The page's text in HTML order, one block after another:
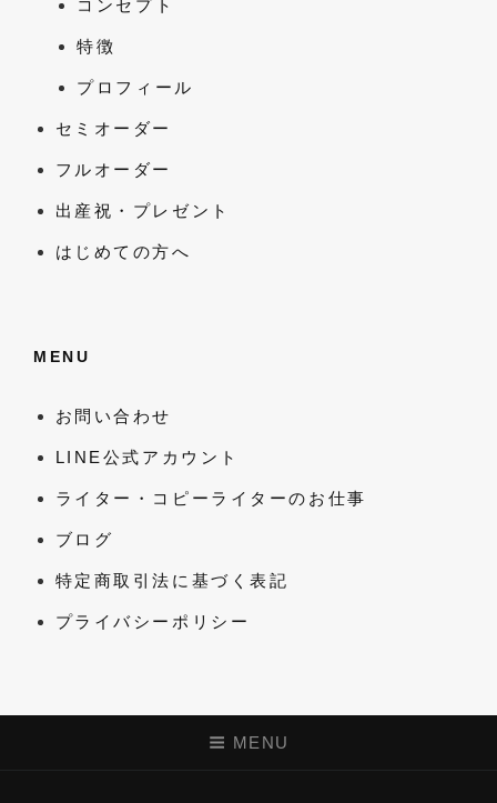
コンセプト
特徴
プロフィール
セミオーダー
フルオーダー
出産祝・プレゼント
はじめての方へ
MENU
お問い合わせ
LINE公式アカウント
ライター・コピーライターのお仕事
ブログ
特定商取引法に基づく表記
プライバシーポリシー
MENU